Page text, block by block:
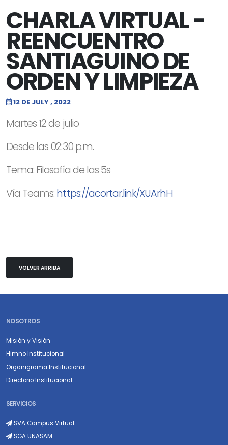
CHARLA VIRTUAL -
REENCUENTRO
SANTIAGUINO DE
ORDEN Y LIMPIEZA
12 DE JULY , 2022
Martes 12 de julio
Desde las 02:30 p.m.
Tema: Filosofía de las 5s
Vía Teams:https://acortar.link/XUArhH
VOLVER ARRIBA
NOSOTROS
Misión y Visión
Himno Institucional
Organigrama Institucional
Directorio Institucional
SERVICIOS
SVA Campus Virtual
SGA UNASAM